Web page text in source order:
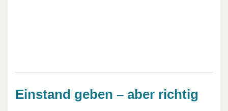
Einstand geben – aber richtig